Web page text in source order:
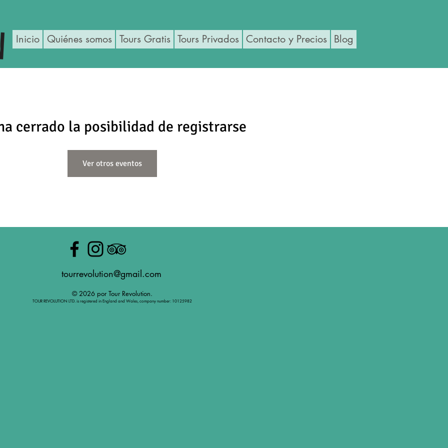
Inicio Quiénes somos Tours Gratis Tours Privados Contacto y Precios Blog
cerrado la posibilidad de registrarse
Ver otros eventos
tourrevolution@gmail.com
© 2026 por Tour Revolution.
TOUR REVOLUTION LTD. is registered in England and Wales, company number: 10125982